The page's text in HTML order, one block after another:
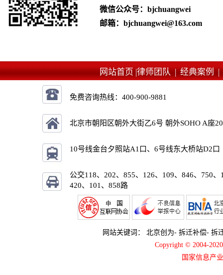
微信公众号：bjchuangwei
邮箱：bjchuangwei@163.com
网站首页 |律师团队 |经典案例
免费咨询热线：400-900-9881
北京市朝阳区朝外大街乙6号 朝外SOHO A座
10号线金台夕照站A1口、6号线东大桥站D2口
公交118、202、855、126、109、846、750、
420、101、858路
网站关键词： 北京创为- 拆迁补偿- 拆
Copyright © 2004-
国家信息产